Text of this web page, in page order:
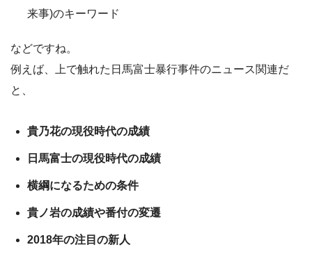
来事)のキーワード
などですね。
例えば、上で触れた日馬富士暴行事件のニュース関連だ
と、
貴乃花の現役時代の成績
日馬富士の現役時代の成績
横綱になるための条件
貴ノ岩の成績や番付の変遷
2018年の注目の新人